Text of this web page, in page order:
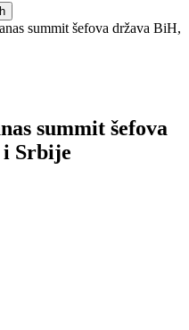
summit šefova država BiH,
summit šefova
Srbije